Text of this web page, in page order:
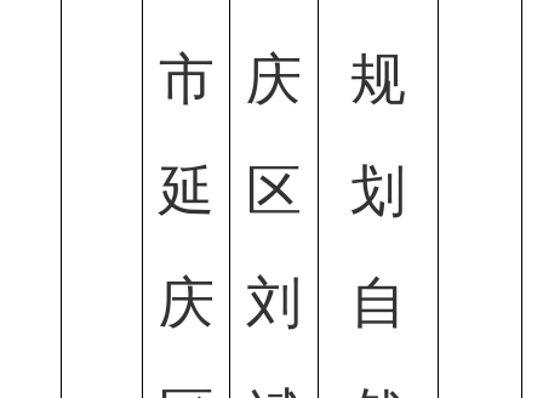
市
延
庆
庆
区
刘
规
划
自